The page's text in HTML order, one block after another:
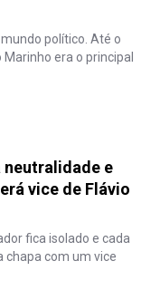
político. Até o
era o principal
neutralidade e
vice de Flávio
fica isolado e cada
chapa com um vice